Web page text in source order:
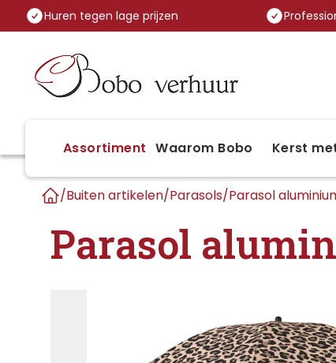
Huren tegen lage prijzen
Assortiment Waarom Bobo Kerst
/Buiten artikelen/Parasols/Parasol
Parasol